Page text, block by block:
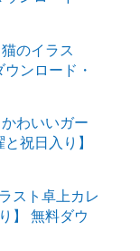
のイラス
ンロード・
わいいガー
祝日入り】
スト卓上カレ
】 無料ダウ